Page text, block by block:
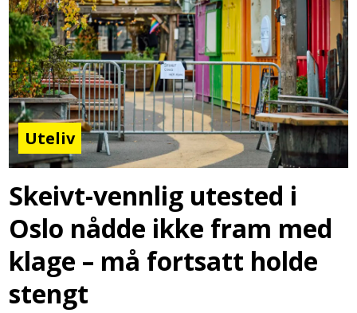
Uteliv
Skeivt-vennlig utested i
Oslo nådde ikke fram med
klage – må fortsatt holde
stengt